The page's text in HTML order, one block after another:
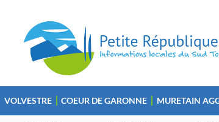
VOLVESTRE COEUR DE GARONNE MURETAIN